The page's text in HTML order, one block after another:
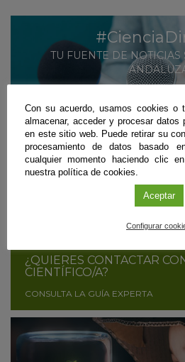
TU FUENTE DE
¿ERES CIENTÍFICO/A Y
¿QUIERES CONTACTAR
CIENTÍFICO/A?
CONSULTA LA GUÍA EXPERTA
Con su acuerdo, usamos cookies o
almacenar, acceder y procesar
en este sitio web. Puede retirar su
procesamiento de datos basado
cualquier momento haciendo clic
nuestra política de cookies.
Aceptar
Configurar